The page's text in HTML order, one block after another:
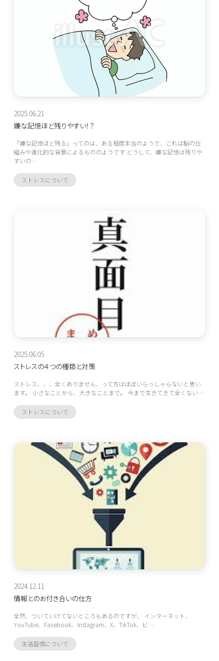
2025.06.21
嫌な記憶ほど残りやすい！？
「嫌な記憶ほど残る」ってのは、ある程度本当のようで、これは脳の仕
組みや進化的な背景によるもののようです どうして、嫌な記憶は残りや
すいの…
ストレスについて
2025.06.05
ストレスの４つの種類と対策
ストレス、、、全くありません、って方はほぼいらっしゃらないと思い
ます。 小さなことから、大きなことまで。 今まで生きてきて全くない…
ストレスについて
2024.12.11
情報とのお付き合いの仕方
全然、ついていけてないところもあるのですが、 インターネット、
YouTube、Facebook、Instagram、X、TikTok、ビ…
生活習慣について